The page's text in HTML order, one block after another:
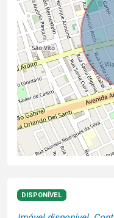
DISPONÍVEL